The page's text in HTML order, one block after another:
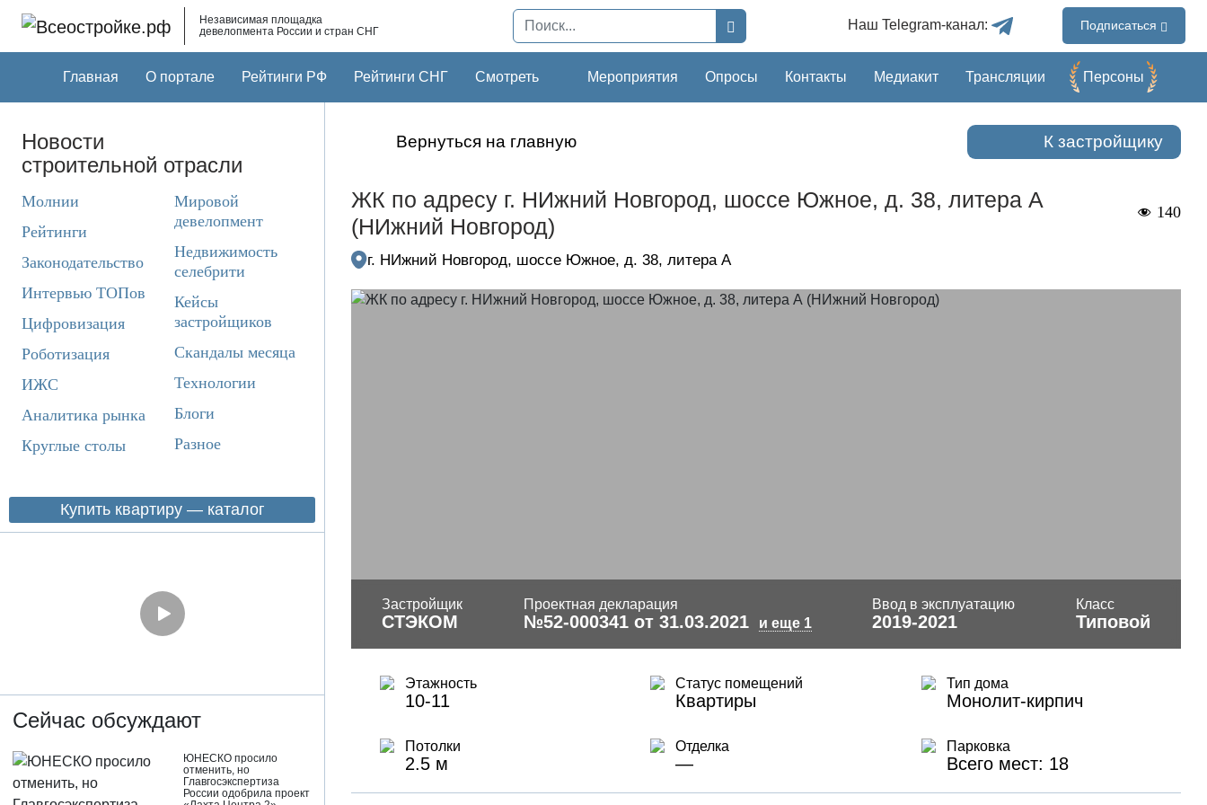
Независимая площадка
девелопмента России и стран СНГ
Наш Telegram-канал: Подписаться
Главная О портале Рейтинги РФ Рейтинги СНГ Смотреть Мероприятия Опросы Контакты Медиакит Трансляции Перcоны
Новости
строительной отрасли
Молнии
Рейтинги
Законодательство
Интервью ТОПов
Цифровизация
Роботизация
ИЖС
Аналитика рынка
Круглые столы
Мировой
девелопмент
Недвижимость
селебрити
Кейсы
застройщиков
Скандалы месяца
Технологии
Блоги
Разное
Купить квартиру — каталог
Сейчас обсуждают
ЮНЕСКО просило
отменить, но
Главгосэкспертиза
России одобрила проект
Вернуться на главную К застройщику
ЖК по адресу г. НИжний Новгород, шоссе Южное, д. 38, литера А
(НИжний Новгород)
140
г. НИжний Новгород, шоссе Южное, д. 38, литера А
Застройщик
СТЭКОМ
Проектная декларация
№52-000341 от 31.03.2021 и еще 1
Ввод в эксплуатацию
2019-2021
Класс
Типовой
Этажность
10-11
Статус помещений
Квартиры
Тип дома
Монолит-кирпич
Потолки
2.5 м
Отделка
—
Парковка
Всего мест: 18